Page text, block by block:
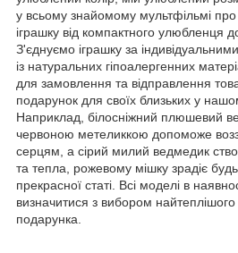
у всьому знайомому мультфільмі
іграшку від компактного улюбленця
З'єднуємо іграшку за
із натуральних гіпоалергенних
для замовлення та відправлення
подарунок для своїх близьких у
Наприклад, білосніжний плюшевий
червоною метеликкою допоможе
серцям, а сірий милий ведмедик
та тепла, рожевому мішку зрадіє
прекрасної статі. Всі моделі в
визначитися з вибором
подарунка.